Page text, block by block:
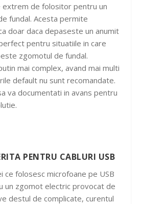
extrem de folositor pentru un
fundal. Acesta permite
doar daca depaseste un anumit
pentru situatiile in care
zgomotul de fundal.
mai complex, avand mai multi
default nu sunt recomandate.
va documentati in avans pentru
PENTRU CABLURI USB
ce folosesc microfoane pe USB
un zgomot electric provocat de
destul de complicate, curentul